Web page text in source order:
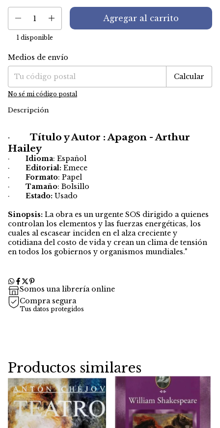
1 disponible
Entregas para el CP:
Medios de envío
Calcular
No sé mi código postal
Descripción
· Título y Autor : Apagon - Arthur
Hailey
· Idioma: Español
· Editorial: Emece
· Formato: Papel
· Tamaño: Bolsillo
· Estado: Usado
Sinopsis: La obra es un urgente SOS dirigido a quienes
controlan los elementos y las fuerzas energéticas, los
cuales al escasear inciden en el alza creciente y
cotidiana del costo de vida y crean un clima de tensión
en todos los gobiernos y organismos mundiales."
Somos una librería online
Compra segura
Tus datos protegidos
Productos similares